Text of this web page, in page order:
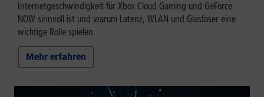
Internetgeschwindigkeit für Xbox Cloud Gaming und GeForce
NOW sinnvoll ist und warum Latenz, WLAN und Glasfaser eine
wichtige Rolle spielen.
Mehr erfahren